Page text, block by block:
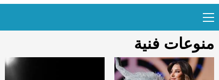
to
content
Menu
منوعات فنية